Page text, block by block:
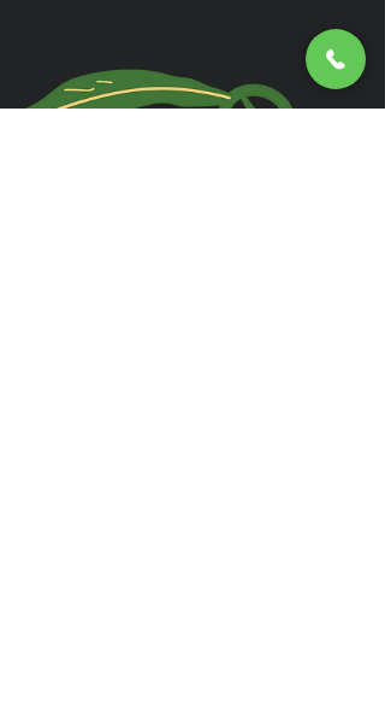
eines gemeinsam hat: Sie braucht starke
Marken, klare Kommunikation und
Marketing, das wirklich funktioniert. Genau